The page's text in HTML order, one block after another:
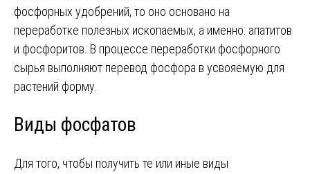
фосфорных удобрений, то оно основано на
переработке полезных ископаемых, а именно: апатитов
и фосфоритов. В процессе переработки фосфорного
сырья выполняют перевод фосфора в усвояемую для
растений форму.
Виды фосфатов
Для того, чтобы получить те или иные виды